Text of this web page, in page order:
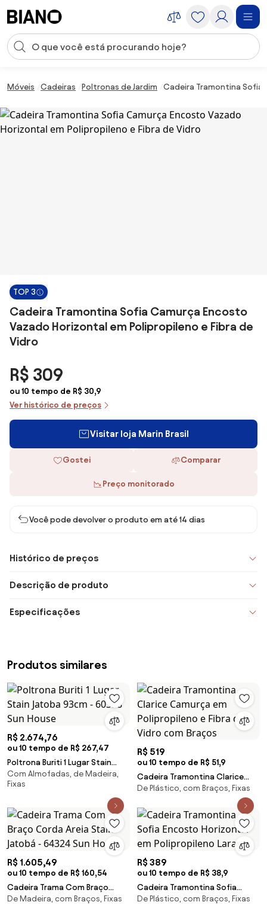
Entrada de pesquisa
Móveis Cadeiras Poltronas de Jardim Cadeira Tramontina Sofia
TOP 3
Cadeira Tramontina Sofia Camurça Encosto
Vazado Horizontal em Polipropileno e Fibra de
Vidro
R$ 309
ou 10 tempo de R$ 30,9
Ver histórico de preços
Visitar loja Marin Brasil
Gostei Comparar
Preço monitorado
Você pode devolver o produto em até 14 dias
Histórico de preços
Descrição de produto
Especificações
Produtos similares
R$ 2.674,76
ou 10 tempo de R$ 267,47
Poltrona Buriti 1 Lugar Stain
Jatoba 93cm - 60338 Sun
House
Com Almofadas, de Madeira,
Fixas
R$ 519
ou 10 tempo de R$ 51,9
Cadeira Tramontina Clarice
Camurça em Polipropileno e
De Plástico, com Braços, Fixas
R$ 1.605,49
ou 10 tempo de R$ 160,54
Cadeira Trama Com Braço
Corda Areia Stain Jatobá -
De Madeira, com Braços, Fixas
R$ 389
ou 10 tempo de R$ 38,9
Cadeira Tramontina Sofia
Encosto Horizontal em
De Plástico, com Braços, Fixas